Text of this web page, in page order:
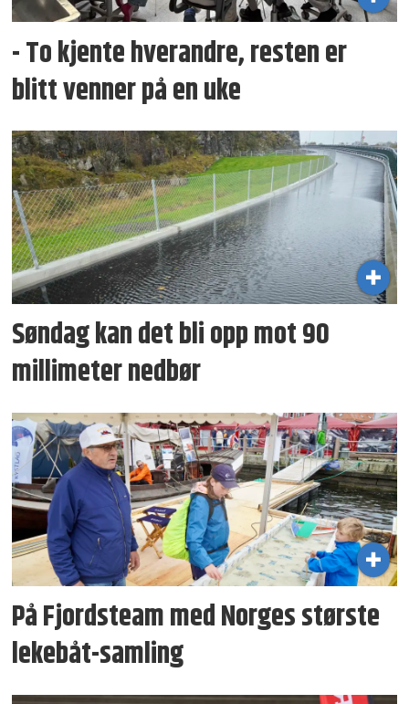
- To kjente hverandre, resten er
blitt venner på en uke
Søndag kan det bli opp mot 90
millimeter nedbør
På Fjordsteam med Norges største
lekebåt-samling